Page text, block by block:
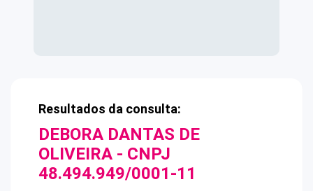
Resultados da consulta:
DEBORA DANTAS DE
OLIVEIRA - CNPJ
48.494.949/0001-11